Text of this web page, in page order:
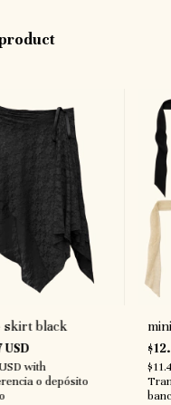
skirt black
with
o depósito